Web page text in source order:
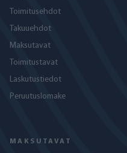
Toimitusehdot
Takuuehdot
Maksutavat
Toimitustavat
Laskutustiedot
Peruutuslomake
MAKSUTAVAT